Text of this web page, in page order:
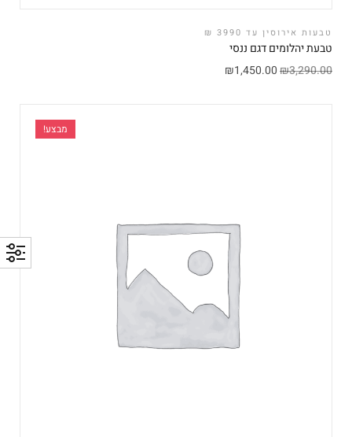
טבעות אירוסין עד 3990 ₪
טבעת יהלומים דגם ננסי
₪3,290.00
₪1,450.00
מבצע!